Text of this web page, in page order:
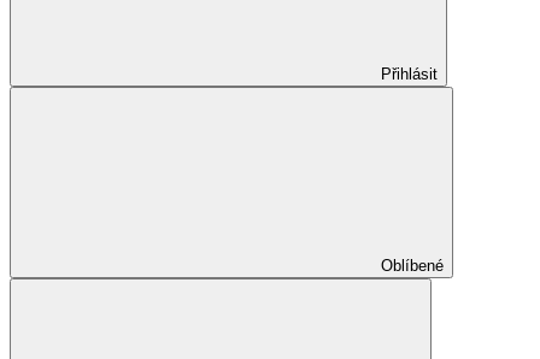
Přihlásit
Oblíbené